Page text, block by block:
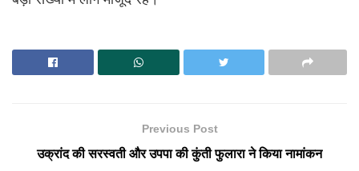
Previous Post
उक्रांद की सरस्वती और उपपा की कुंती फुलारा ने किया नामांकन